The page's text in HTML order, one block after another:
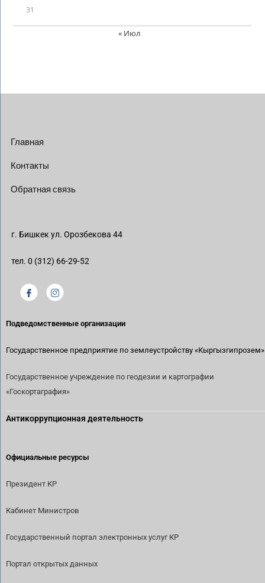
31
« Июл
Главная
Контакты
Обратная связь
г. Бишкек ул. Орозбекова 44
тел. 0 (312) 66-29-52
Подведомственные организации
Государственное предприятие по землеустройству «Кыргызгипрозем»
Государственное учреждение по геодезии и картографии
«Госкортаграфия»
Антикоррупционная деятельность
Официальные ресурсы
Президент КР
Кабинет Министров
Государственный портал электронных услуг КР
Портал открытых данных